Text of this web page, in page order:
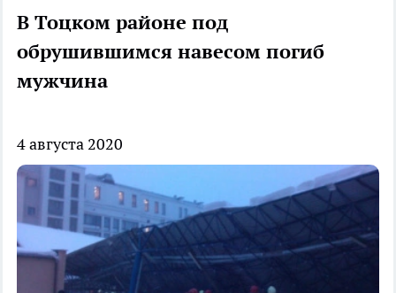
В Тоцком районе под
обрушившимся навесом погиб
мужчина
4 августа 2020